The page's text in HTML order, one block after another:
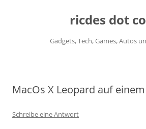
ricdes dot
Gadgets, Tech, Games, Autos
MacOs X Leopard auf einem
Schreibe eine Antwort